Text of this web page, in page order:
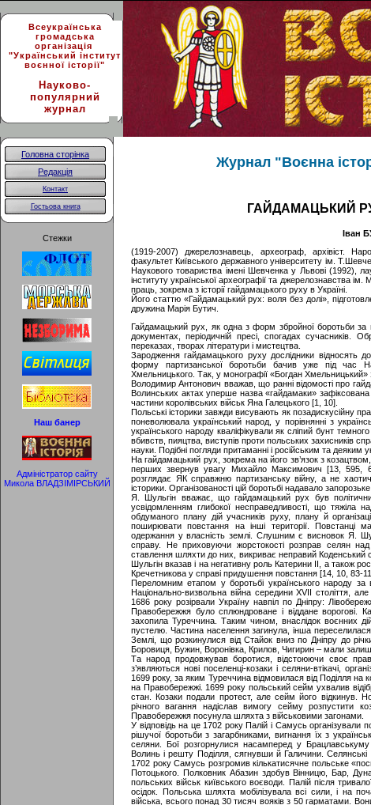
Всеукраїнська
громадська
організація
"Український інститут
воєнної історії"
Науково-
популярний
журнал
Головна сторінка
Редакція
Контакт
Гостьова книга
Стежки
Наш банер
Адміністратор сайту
Микола ВЛАДЗІМІРСЬКИЙ
Журнал "Воєнна
ГАЙДАМАЦЬКИЙ
Іван
(1919-2007) джерелознавець, археограф, архівіст.
факультет Київського державного університету ім.
Наукового товариства імені Шевченка у Львові (1992),
інституту української археографії та джерелознавства
праць, зокрема з історії гайдамацького руху в Україні.
Його статтю «Гайдамацький рух: воля без долі»,
дружина Марія Бутич.
Гайдамацький рух, як одна з форм збройної боротьби за
документах, періодичній пресі, спогадах сучасників.
переказах, творах літератури і мистецтва.
Зародження гайдамацького руху дослідники відносять
форму партизанської боротьби бачив уже під час
Хмельницького. Так, у монографії «Богдан Хмельницький»
Володимир Антонович вважав, що ранні відомості про
Волинських актах уперше назва «гайдамаки» зафіксована
частини королівських військ Яна Галецького [1, 10].
Польські історики завжди висувають як позадискусійну
поневолювала український народ, у порівнянні з
українського народу кваліфікували як сліпий бунт
вбивств, пияцтва, виступів проти польських захисників
науки. Подібні погляди притаманні і російським та деяким
На гайдамацький рух, зокрема на його зв’язок з
перших звернув увагу Михайло Максимович [13, 595,
розглядає ЯК справжню партизанську війну, а не
історики. Організованості цій боротьбі надавало
Я. Шульгін вважає, що гайдамацький рух був
усвідомленням глибокої несправедливості, що тяжіла
обдуманого плану дій учасників руху, плану й
поширювати повстання на інші території. Повстанці
одержання у власність землі. Слушним є висновок Я.
справу. Не приховуючи жорстокості розправ селян
ставлення шляхти до них, викриває неправий Коденський
Шульгін вказав і на негативну роль Катерини II, а також
Кречетникова у справі придушення повстання [14, 10, 83-
Переломним етапом у боротьбі українського народу за
Національно-визвольна війна середини XVII століття,
1686 року розірвали Україну навпіл по Дніпру:
Правобережжя було сплюндроване і віддане ворогові.
захопила Туреччина. Таким чином, внаслідок воєнних
пустелю. Частина населення загинула, інша
Землі, що розкинулися від Стайок вниз по Дніпру до
Боровиця, Бужин, Воронівка, Крилов, Чигирин – мали
Та народ продовжував боротися, відстоюючи своє
з’являються нові поселенці-козаки і селяни-втікачі,
1699 року, за яким Туреччина відмовилася від Поділля
на Правобережжі. 1699 року польський сейм ухвалив
стан. Козаки подали протест, але сейм його відкинув.
річного вагання надіслав вимогу сейму розпустити
Правобережжя посунула шляхта з військовими загонами.
У відповідь на це 1702 року Палій і Самусь
рішучої боротьби з загарбниками, вигнання їх з
селяни. Бої розгорнулися насамперед у
Волинь і решту Поділля, сягнувши й Галичини.
1702 року Самусь розгромив кількатисячне польське
Потоцького. Полковник Абазин здобув Вінницю, Бар,
польських військ київського воєводи. Палій після
осідок. Польська шляхта мобілізувала всі сили, і на
війська, всього понад 30 тисяч вояків з 50 гарматами.